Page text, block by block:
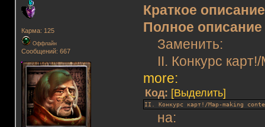
Карма: 125
Оффлайн
Сообщений: 667
Краткое
Полное
Заменить:
II. Конкурс
more:
Код: [Выделить]
II. Конкурс карт!/Map-making
на: